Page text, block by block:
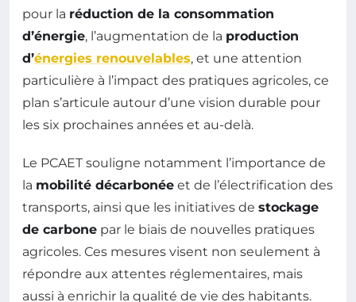
pour la réduction de la consommation
d’énergie, l’augmentation de la production
d’énergies renouvelables, et une attention
particulière à l’impact des pratiques agricoles, ce
plan s’articule autour d’une vision durable pour
les six prochaines années et au-delà.
Le PCAET souligne notamment l’importance de
la mobilité décarbonée et de l’électrification des
transports, ainsi que les initiatives de stockage
de carbone par le biais de nouvelles pratiques
agricoles. Ces mesures visent non seulement à
répondre aux attentes réglementaires, mais
aussi à enrichir la qualité de vie des habitants.